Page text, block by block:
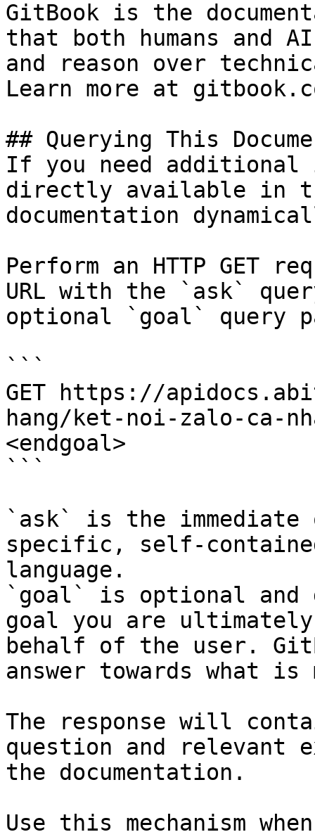
GitBook is the
that both humans and
and reason over
Learn more at
## Querying This
If you need
directly available in
documentation
Perform an HTTP GET
URL with the `ask`
optional `goal` query
```
GET https://
hang/ket-noi-zalo-ca-
<endgoal>
```
`ask` is the
specific, self-
language.
`goal` is optional and
goal you are
behalf of the user.
answer towards what
The response will
question and relevant
the documentation.
Use this mechanism